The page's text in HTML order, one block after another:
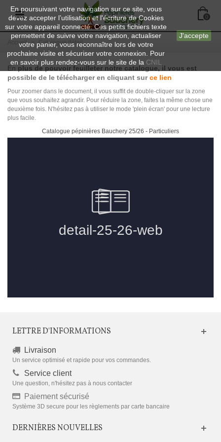
En poursuivant votre navigation sur ce site, vous
devez accepter l’utilisation et l'écriture de Cookies
sur votre appareil connecté. Ces petits fichiers texte
permettent de suivre votre navigation, actualiser
votre panier, vous reconnaître lors de votre
prochaine visite et sécuriser votre connexion. Pour
en savoir plus rendez-vous sur le site de la CNIL
J'accepte
0
Accueil > Catalogue détail
En plus de pouvoir feuilleter notre catalogue, il vous est
possible de le télécharger en cliquant surce lien
Pour zoomer dans le document, il vous suffit de double-cliquer sur la zone
que vous souhaitez agrandir. Pour réduire la zone, faites la même chose une
deuxième fois. N'hésitez pas à utiliser le mode 'plein écran' pour une lecture
plus facile.
Catalogue pépinières Bauchery 25/26 - Particuliers
LETTRE D'INFORMATIONS
Livraison
Un service optimisé et rapide pour vos commandes.
Service client
Une question, n'hésitez pas à nous contacter
Paiement sécurisé
Système 3D secure pour les règlements par carte bancaire
DERNIÈRES NOUVELLES